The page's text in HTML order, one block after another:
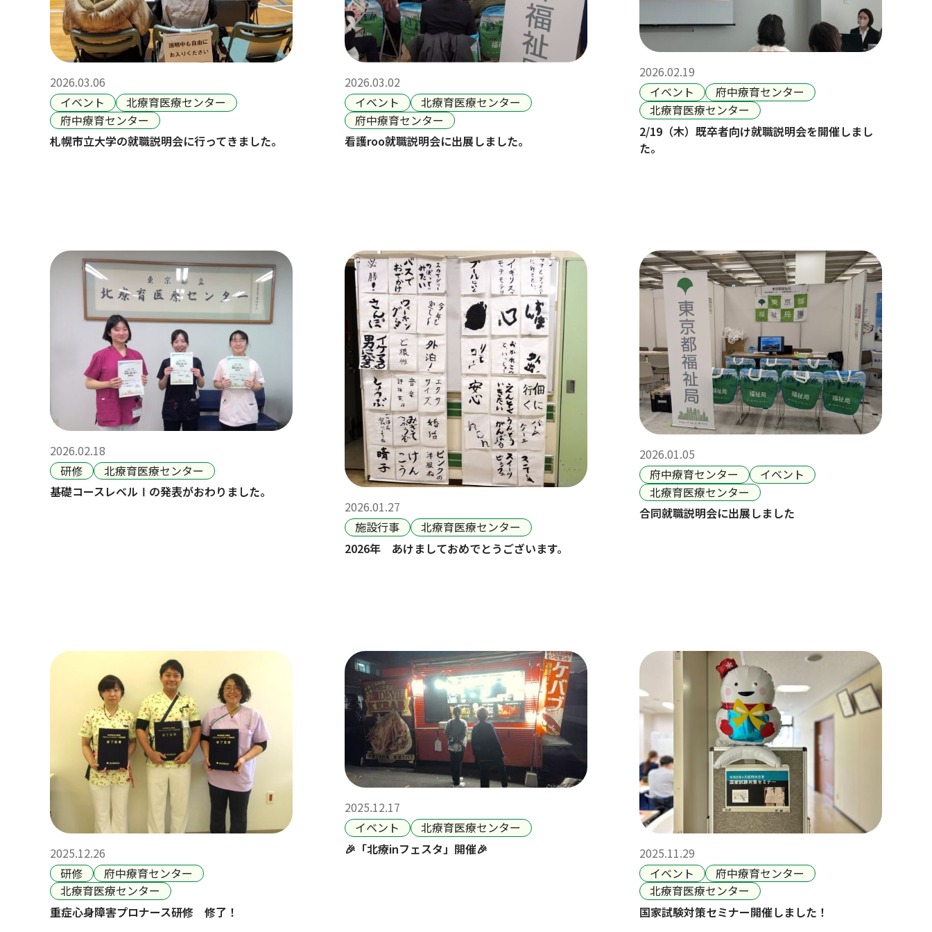
2026.03.06
イベント
北療育医療センター
府中療育センター
札幌市立大学の就職説明会に行ってきました。
2026.03.02
イベント
北療育医療センター
府中療育センター
看護roo就職説明会に出展しました。
2026.02.19
イベント
府中療育センター
北療育医療センター
2/19（木）既卒者向け就職説明会を開催しまし
た。
2026.02.18
研修
北療育医療センター
基礎コースレベルⅠの発表がおわりました。
2026.01.27
施設行事
北療育医療センター
2026年 あけましておめでとうございます。
2026.01.05
府中療育センター
イベント
北療育医療センター
合同就職説明会に出展しました
2025.12.26
研修
府中療育センター
北療育医療センター
重症心身障害プロナース研修 修了！
2025.12.17
イベント
北療育医療センター
🎉「北療inフェスタ」開催🎉
2025.11.29
イベント
府中療育センター
北療育医療センター
国家試験対策セミナー開催しました！